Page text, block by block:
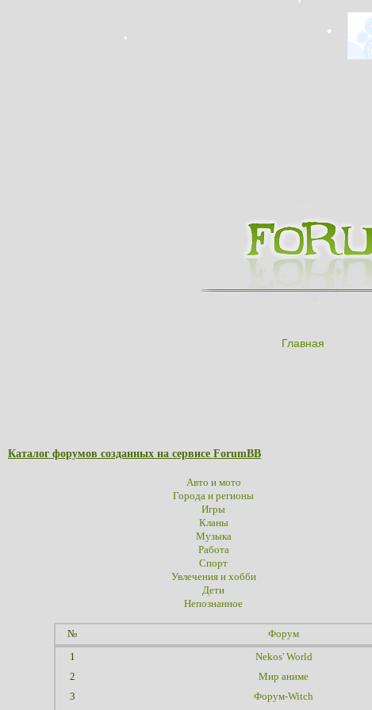
Главная
Каталог форумов созданных на сервисе ForumBB
Авто и мото
Города и регионы
Игры
Кланы
Музыка
Работа
Спорт
Увлечения и хобби
Дети
Непознанное
№ Форум
1 Nekos' World
2
Мир аниме
3
Форум-Witch